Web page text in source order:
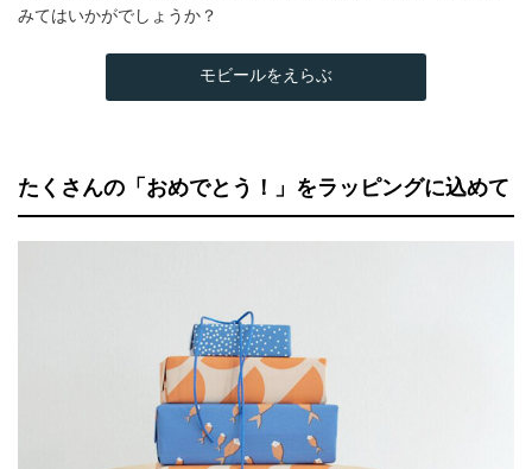
みてはいかがでしょうか？
モビールをえらぶ
たくさんの「おめでとう！」をラッピングに込めて